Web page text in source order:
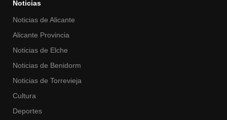
Noticias
Noticias de Alicante
Alicante Provincia
Noticias de Elche
Noticias de Benidorm
Noticias de Torrevieja
Cultura
Deportes